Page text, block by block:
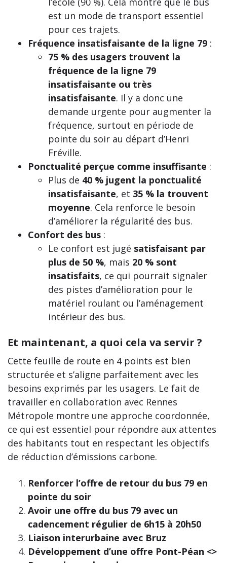
est un mode de transport essentiel
pour ces trajets.
Fréquence insatisfaisante de la ligne 79 :
75 % des usagers trouvent la
fréquence de la ligne 79
insatisfaisante ou très
insatisfaisante. Il y a donc une
demande urgente pour augmenter la
fréquence, surtout en période de
pointe du soir au départ d’Henri
Fréville.
Ponctualité perçue comme insuffisante :
Plus de 40 % jugent la ponctualité
insatisfaisante, et 35 % la trouvent
moyenne. Cela renforce le besoin
d’améliorer la régularité des bus.
Confort des bus :
Le confort est jugé satisfaisant par
plus de 50 %, mais 20 % sont
insatisfaits, ce qui pourrait signaler
des pistes d’amélioration pour le
matériel roulant ou l’aménagement
intérieur des bus.
Et maintenant, a quoi cela va servir ?
Cette feuille de route en 4 points est bien
structurée et s’aligne parfaitement avec les
besoins exprimés par les usagers. Le fait de
travailler en collaboration avec Rennes
Métropole montre une approche coordonnée,
ce qui est essentiel pour répondre aux attentes
des habitants tout en respectant les objectifs
de réduction d’émissions carbone.
Renforcer l’offre de retour du bus 79 en
pointe du soir
Avoir une offre du bus 79 avec un
cadencement régulier de 6h15 à 20h50
Liaison interurbaine avec Bruz
Développement d’une offre Pont-Péan <>